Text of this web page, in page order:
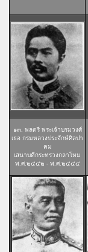
๑๓. พลตรี พระเจ้าบรมวงศ์
เธอ กรมหลวงประจักษ์ศิลปา
คม
เสนาบดีกระทรวงกลาโหม
พ.ศ.๒๔๔๒ - พ.ศ.๒๔๔๔